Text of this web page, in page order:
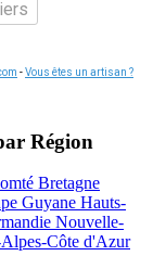
-Vous êtes un artisan ?
Région
Bretagne
Guyane Hauts-
Nouvelle-
Côte d'Azur